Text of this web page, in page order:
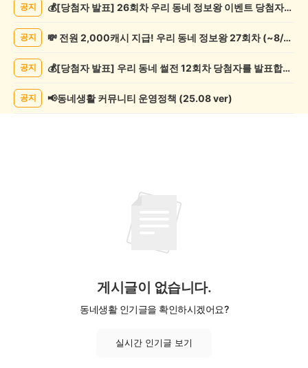
록
공지 💰[당첨자 발표] 26회차 우리 동네 정보왕 이벤트 당첨자를 발표합니다!
공지 💸 전원 2,000캐시 지급! 우리 동네 정보왕 27회차 (~8/10)
공지 💰[당첨자 발표] 우리 동네 썰전 12회차 당첨자를 발표합니다!
공지 📢동네생활 커뮤니티 운영정책 (25.08 ver)
게시글이 없습니다.
동네생활 인기글을 확인하시겠어요?
실시간 인기글 보기